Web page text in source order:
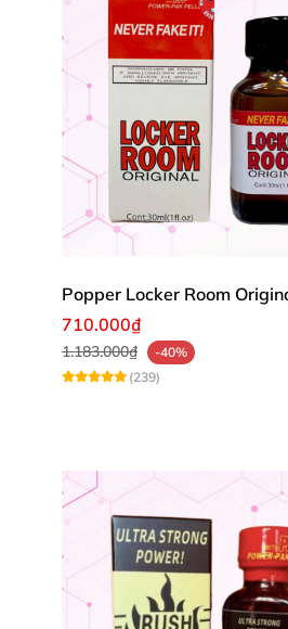
Popper Locker Room
710.000₫
1.183.000₫
-40%
(239)